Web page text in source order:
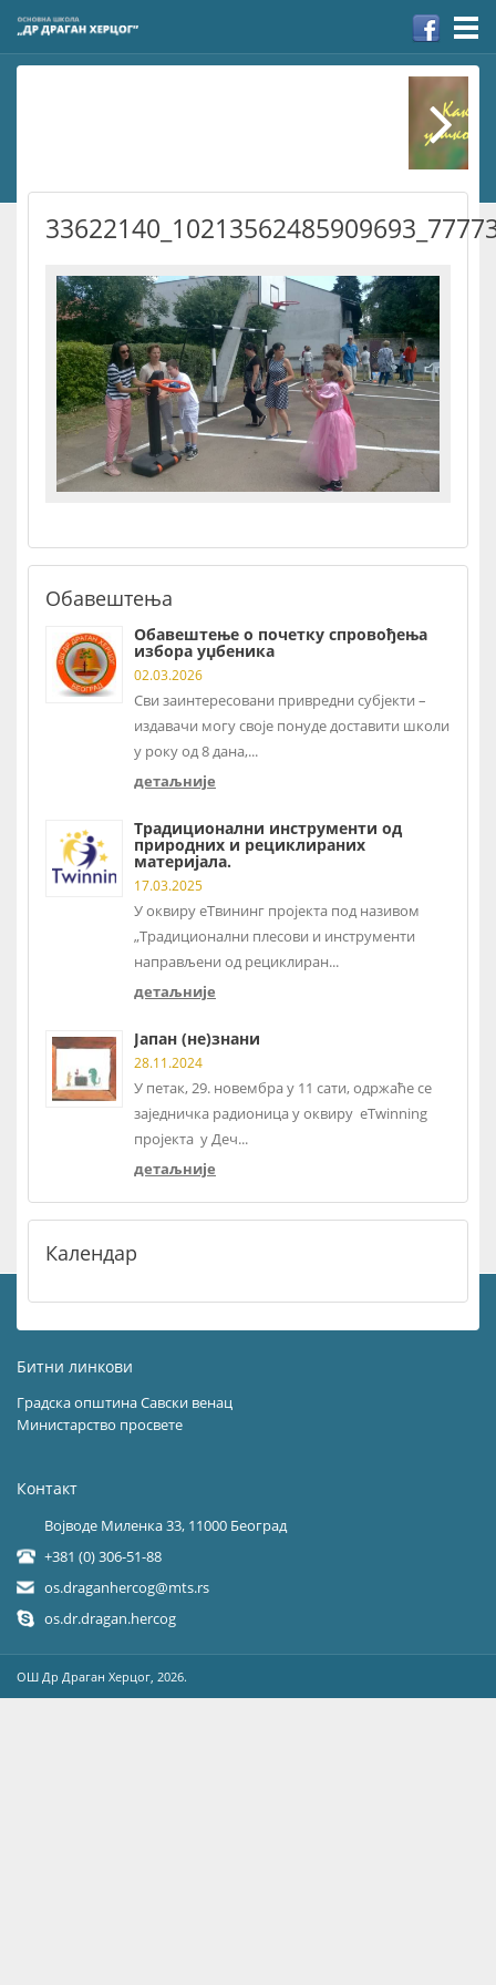
Обавештења
Обавештење о почетку спровођења
избора уџбеника
02.03.2026
Сви заинтересовани привредни субјекти –
издавачи могу своје понуде доставити школи
у року од 8 дана,...
детаљније
Традиционални инструменти од
природних и рециклираних
материјала.
17.03.2025
У оквиру еТвининг пројекта под називом
„Традиционални плесови и инструменти
направљени од рециклиран...
детаљније
Јапан (не)знани
28.11.2024
У петак, 29. новембра у 11 сати, одржаће се
заједничка радионица у оквиру eTwinning
пројекта у Деч...
детаљније
Календар
Битни линкови
Градска општина Савски венац
Министарство просвете
Контакт
Војводе Миленка 33, 11000 Београд
+381 (0) 306-51-88
os.draganhercog@mts.rs
os.dr.dragan.hercog
OШ Др Драган Херцог, 2026.